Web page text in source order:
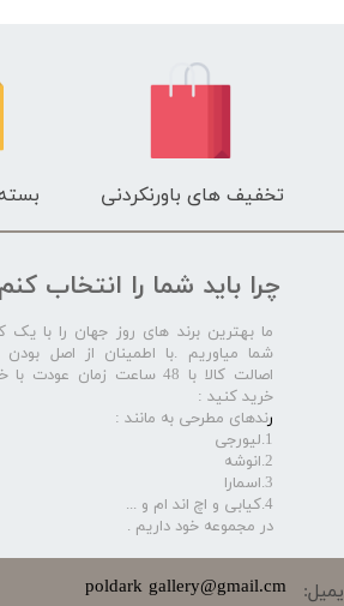
تخفیف های باورنکردنی
چرا باید شما را انتخاب
ما بهترین برند های روز جهان را با یک
شما میاوریم .با اطمینان از اصل
اصالت کالا با 48 ساعت زمان
خرید کنید :
رندهای مطرحی به مانند :
1.لیورجی
2.انوشه
3.اسمارا
4.کیابی و اچ اند ام و ...
در مجموعه خود داریم .​​​​​​​
​​​poldark gallery@gmail.cm